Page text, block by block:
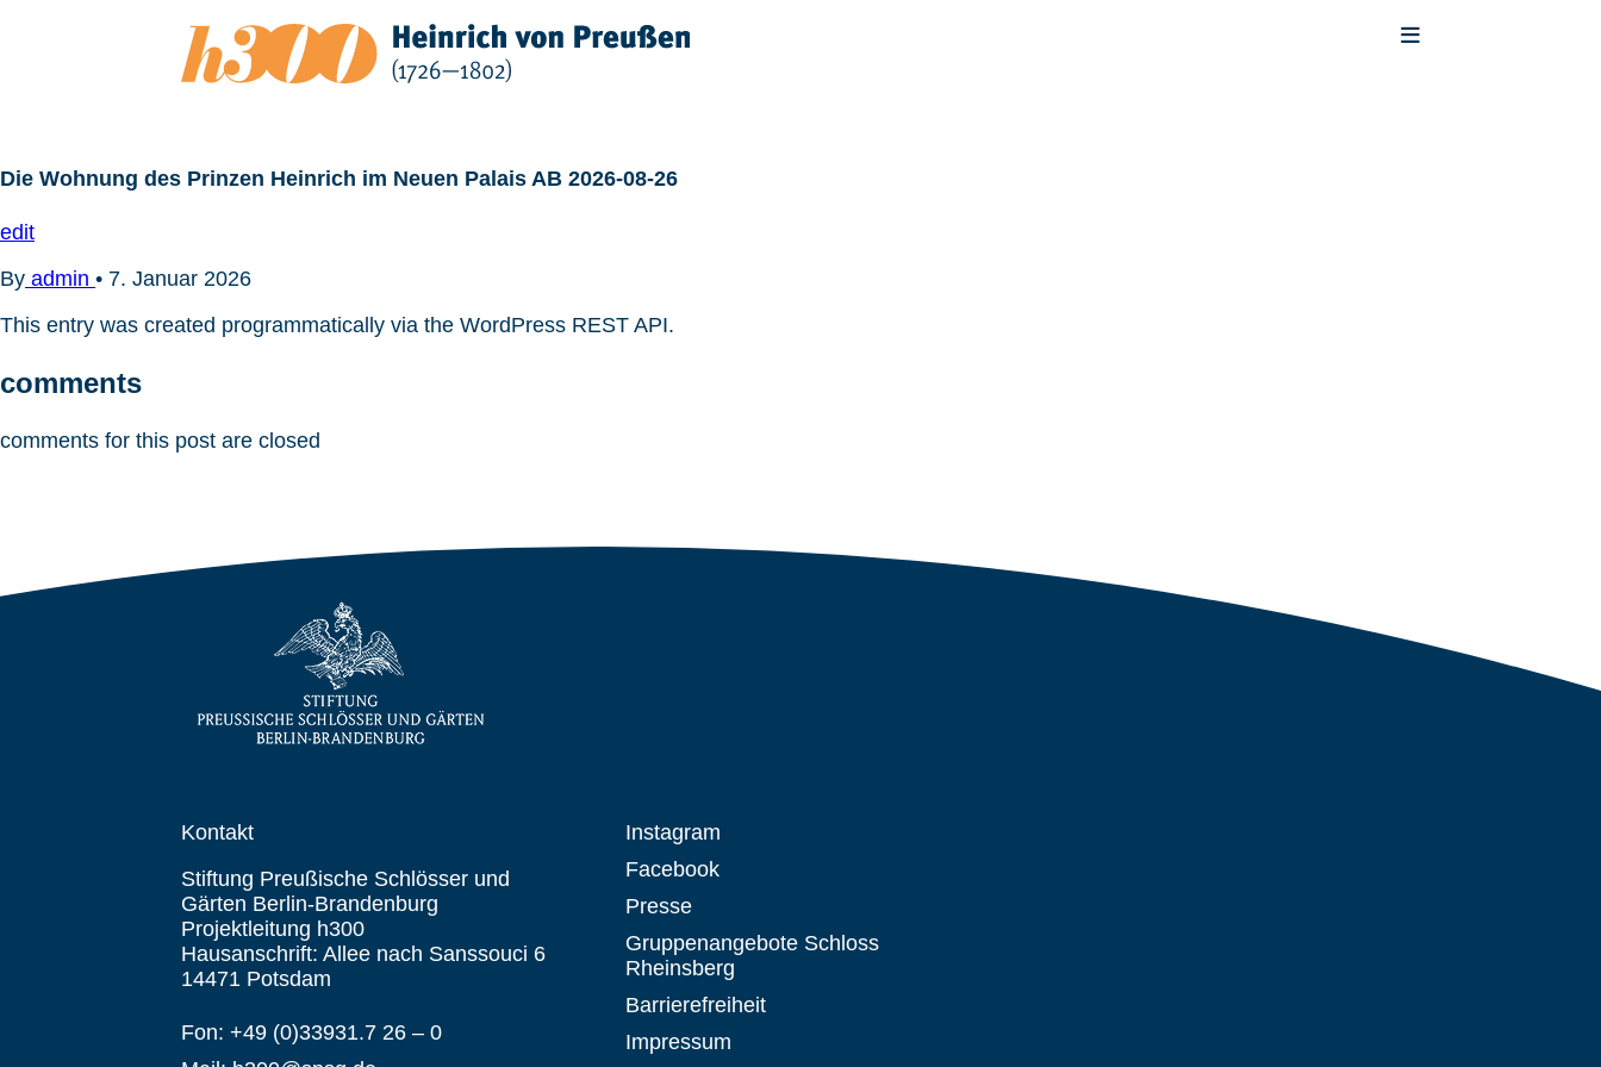
Die Wohnung des Prinzen Heinrich im Neuen Palais AB 2026-08-26
edit
By admin • 7. Januar 2026
This entry was created programmatically via the WordPress REST API.
comments
comments for this post are closed
Kontakt
Stiftung Preußische Schlösser und
Gärten Berlin-Brandenburg
Projektleitung h300
Hausanschrift: Allee nach Sanssouci 6
14471 Potsdam
Fon: +49 (0)33931.7 26 – 0
Instagram
Facebook
Presse
Gruppenangebote Schloss
Rheinsberg
Barrierefreiheit
Impressum